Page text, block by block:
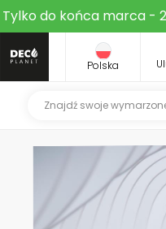
Tylko do końca marca -
Polska